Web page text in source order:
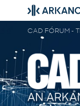
CAD FÓRUM -